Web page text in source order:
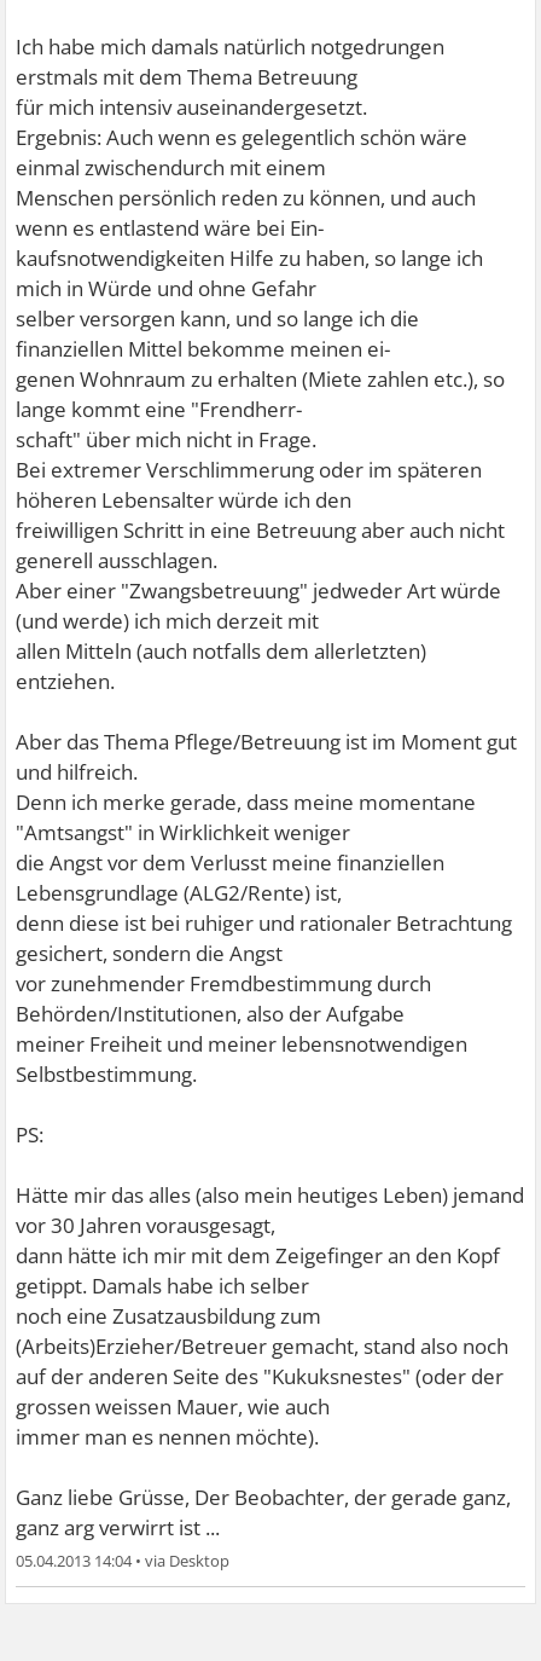
Ich habe mich damals natürlich notgedrungen
erstmals mit dem Thema Betreuung
für mich intensiv auseinandergesetzt.
Ergebnis: Auch wenn es gelegentlich schön wäre
einmal zwischendurch mit einem
Menschen persönlich reden zu können, und auch
wenn es entlastend wäre bei Ein-
kaufsnotwendigkeiten Hilfe zu haben, so lange ich
mich in Würde und ohne Gefahr
selber versorgen kann, und so lange ich die
finanziellen Mittel bekomme meinen ei-
genen Wohnraum zu erhalten (Miete zahlen etc.), so
lange kommt eine "Frendherr-
schaft" über mich nicht in Frage.
Bei extremer Verschlimmerung oder im späteren
höheren Lebensalter würde ich den
freiwilligen Schritt in eine Betreuung aber auch nicht
generell ausschlagen.
Aber einer "Zwangsbetreuung" jedweder Art würde
(und werde) ich mich derzeit mit
allen Mitteln (auch notfalls dem allerletzten)
entziehen.
Aber das Thema Pflege/Betreuung ist im Moment gut
und hilfreich.
Denn ich merke gerade, dass meine momentane
"Amtsangst" in Wirklichkeit weniger
die Angst vor dem Verlusst meine finanziellen
Lebensgrundlage (ALG2/Rente) ist,
denn diese ist bei ruhiger und rationaler Betrachtung
gesichert, sondern die Angst
vor zunehmender Fremdbestimmung durch
Behörden/Institutionen, also der Aufgabe
meiner Freiheit und meiner lebensnotwendigen
Selbstbestimmung.
PS:
Hätte mir das alles (also mein heutiges Leben) jemand
vor 30 Jahren vorausgesagt,
dann hätte ich mir mit dem Zeigefinger an den Kopf
getippt. Damals habe ich selber
noch eine Zusatzausbildung zum
(Arbeits)Erzieher/Betreuer gemacht, stand also noch
auf der anderen Seite des "Kukuksnestes" (oder der
grossen weissen Mauer, wie auch
immer man es nennen möchte).
Ganz liebe Grüsse, Der Beobachter, der gerade ganz,
ganz arg verwirrt ist ...
05.04.2013 14:04•